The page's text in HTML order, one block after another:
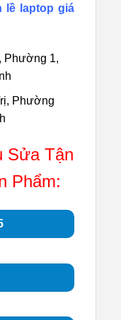
lề laptop giá
Phường 1,
Phường
Sửa Tận
Phẩm: